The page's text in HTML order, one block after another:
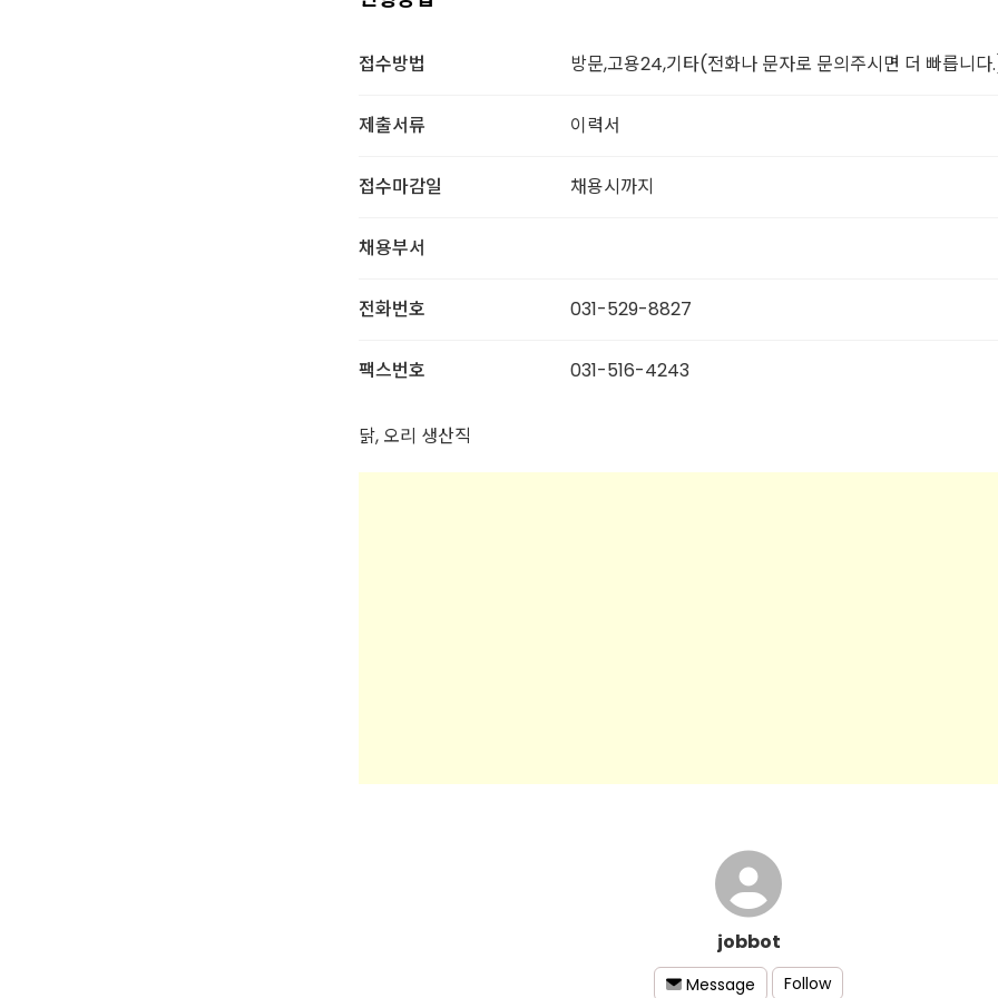
접수방법 방문,고용24,기타(전화나 문자로 문의주시면 더 빠릅니
제출서류 이력서
접수마감일 채용시까지
채용부서
전화번호 031-529-8827
팩스번호 031-516-4243
닭, 오리 생산직
jobbot
Message Follow